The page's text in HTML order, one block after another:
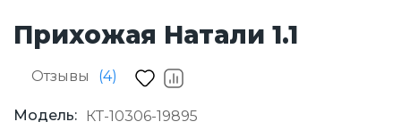
Прихожая Натали 1.1
Отзывы (4)
Модель: КТ-10306-19895